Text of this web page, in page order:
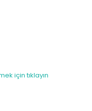
için tıklayın